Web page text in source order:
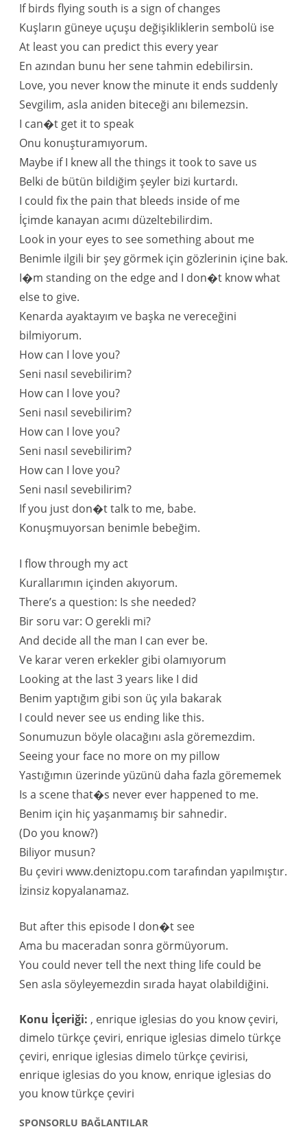
If birds flying south is a sign of changes
Kuşların güneye uçuşu değişikliklerin sembolü ise
At least you can predict this every year
En azından bunu her sene tahmin edebilirsin.
Love, you never know the minute it ends suddenly
Sevgilim, asla aniden biteceği anı bilemezsin.
I can�t get it to speak
Onu konuşturamıyorum.
Maybe if I knew all the things it took to save us
Belki de bütün bildiğim şeyler bizi kurtardı.
I could fix the pain that bleeds inside of me
İçimde kanayan acımı düzeltebilirdim.
Look in your eyes to see something about me
Benimle ilgili bir şey görmek için gözlerinin içine bak.
I�m standing on the edge and I don�t know what
else to give.
Kenarda ayaktayım ve başka ne vereceğini
bilmiyorum.
How can I love you?
Seni nasıl sevebilirim?
How can I love you?
Seni nasıl sevebilirim?
How can I love you?
Seni nasıl sevebilirim?
How can I love you?
Seni nasıl sevebilirim?
If you just don�t talk to me, babe.
Konuşmuyorsan benimle bebeğim.
I flow through my act
Kurallarımın içinden akıyorum.
There’s a question: Is she needed?
Bir soru var: O gerekli mi?
And decide all the man I can ever be.
Ve karar veren erkekler gibi olamıyorum
Looking at the last 3 years like I did
Benim yaptığım gibi son üç yıla bakarak
I could never see us ending like this.
Sonumuzun böyle olacağını asla göremezdim.
Seeing your face no more on my pillow
Yastığımın üzerinde yüzünü daha fazla görememek
Is a scene that�s never ever happened to me.
Benim için hiç yaşanmamış bir sahnedir.
(Do you know?)
Biliyor musun?
Bu çeviri www.deniztopu.com tarafından yapılmıştır.
İzinsiz kopyalanamaz.
But after this episode I don�t see
Ama bu maceradan sonra görmüyorum.
You could never tell the next thing life could be
Sen asla söyleyemezdin sırada hayat olabildiğini.
Konu İçeriği: , enrique iglesias do you know çeviri,
dimelo türkçe çeviri, enrique iglesias dimelo türkçe
çeviri, enrique iglesias dimelo türkçe çevirisi,
enrique iglesias do you know, enrique iglesias do
you know türkçe çeviri
SPONSORLU BAĞLANTILAR